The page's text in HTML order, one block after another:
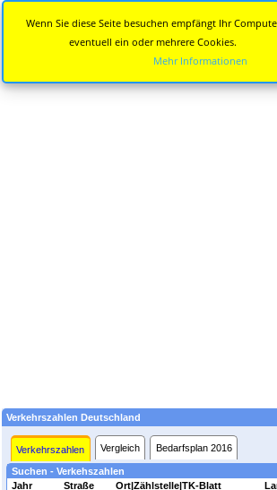
Verkehrszahlen Deutschland
Verkehrszahlen Vergleich Bedarfsplan 2016
Suchen - Verkehszahlen
Jahr
Straße Ort|Zählstelle|TK-Blatt
Wenn Sie diese Seite besuchen empfängt Ihr
eventuell ein oder mehrere Cookies.
Mehr Informationen